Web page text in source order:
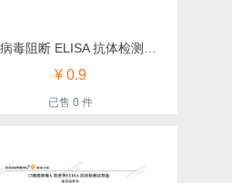
¥ 0.9
已售 0 件